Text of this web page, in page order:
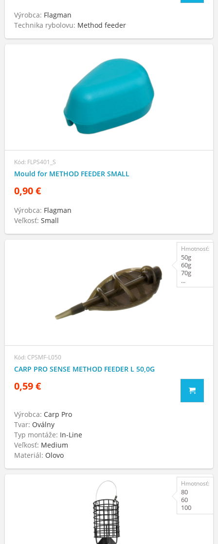
Výrobca: Flagman
Technika rybolovu: Method feeder
Kód: FLPS401_S
Mould for METHOD FEEDER SMALL
0,90 €
Výrobca: Flagman
Veľkosť: Small
Kód: CPSMF-L050
CARP PRO SENSE METHOD FEEDER L 50,0G
0,59 €
Výrobca: Carp Pro
Tvar: Oválny
Typ montáže: In-Line
Veľkosť: Medium
Materiál: Olovo
Hmotnosť:
50g
60g
70g
...
Hmotnosť:
80
60
100